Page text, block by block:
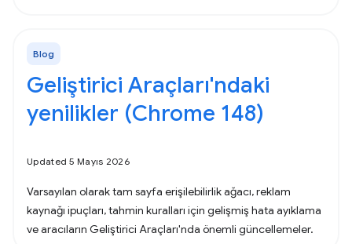
Blog
Geliştirici Araçları'ndaki
yenilikler (Chrome 148)
Updated 5 Mayıs 2026
Varsayılan olarak tam sayfa erişilebilirlik ağacı, reklam
kaynağı ipuçları, tahmin kuralları için gelişmiş hata ayıklama
ve aracıların Geliştirici Araçları'nda önemli güncellemeler.